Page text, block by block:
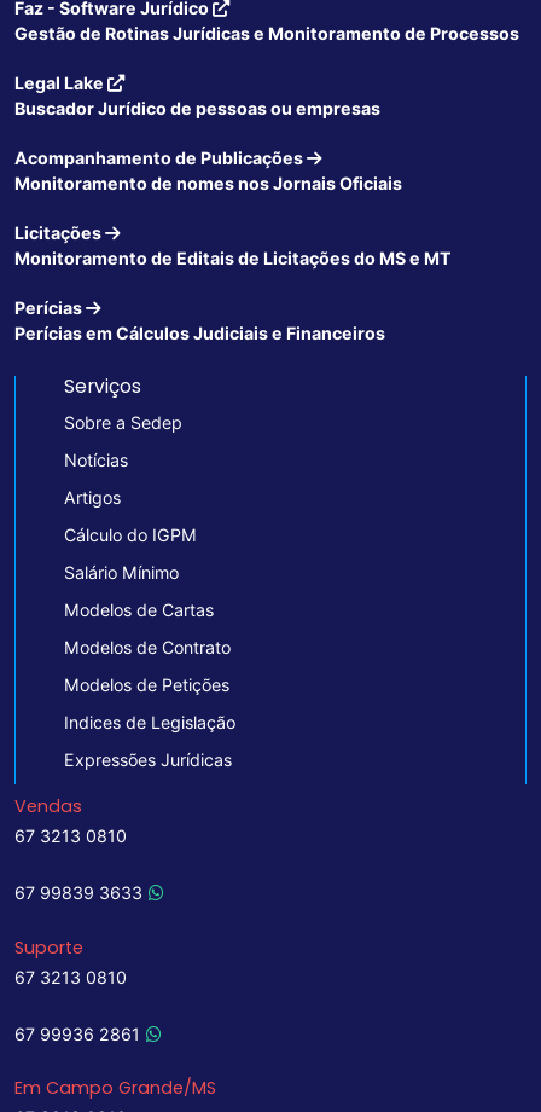
Faz - Software Jurídico
Gestão de Rotinas Jurídicas e Monitoramento de Processos
Legal Lake
Buscador Jurídico de pessoas ou empresas
Acompanhamento de Publicações
Monitoramento de nomes nos Jornais Oficiais
Licitações
Monitoramento de Editais de Licitações do MS e MT
Perícias
Perícias em Cálculos Judiciais e Financeiros
Serviços
Sobre a Sedep
Notícias
Artigos
Cálculo do IGPM
Salário Mínimo
Modelos de Cartas
Modelos de Contrato
Modelos de Petições
Indices de Legislação
Expressões Jurídicas
Vendas
67 3213 0810
67 99839 3633
Suporte
67 3213 0810
67 99936 2861
Em Campo Grande/MS